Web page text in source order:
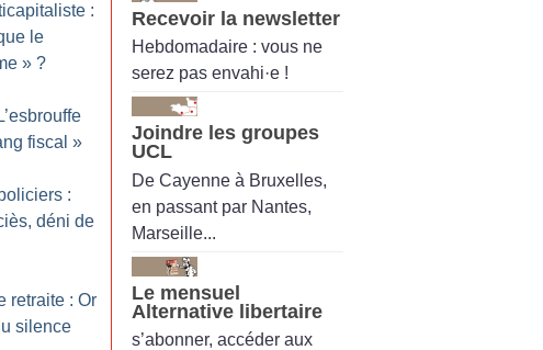
:
le
» ?
fiscal »
:
déni de
retraite : Or
silence
Recevoir la newsletter
Hebdomadaire : vous ne
serez pas envahi·e !
Joindre les groupes
UCL
De Cayenne à Bruxelles,
en passant par Nantes,
Marseille...
Le mensuel
Alternative libertaire
s’abonner, accéder aux